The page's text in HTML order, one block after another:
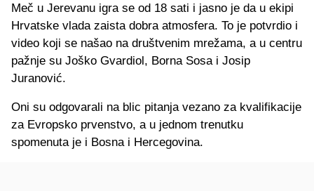
Meč u Jerevanu igra se od 18 sati i jasno je da u ekipi
Hrvatske vlada zaista dobra atmosfera. To je potvrdio i
video koji se našao na društvenim mrežama, a u centru
pažnje su Joško Gvardiol, Borna Sosa i Josip
Juranović.
Oni su odgovarali na blic pitanja vezano za kvalifikacije
za Evropsko prvenstvo, a u jednom trenutku
spomenuta je i Bosna i Hercegovina.